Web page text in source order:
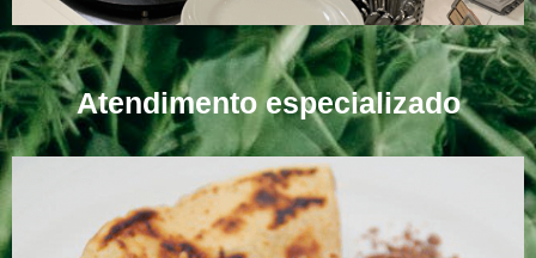
Atendimento especializado